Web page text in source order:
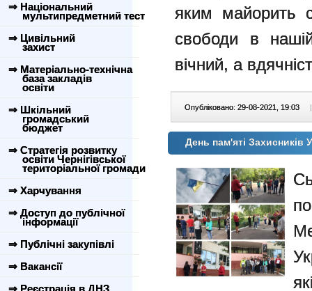
⇒ Національний
мультипредметний тест
⇒ Цивільний
захист
⇒ Матеріально-технічна
база закладів
освіти
⇒ Шкільний
громадський
бюджет
⇒ Стратегія розвитку
освіти Чернігівської
територіальної громади
⇒ Харчування
⇒ Доступ до публічної
інформації
⇒ Публічні закупівлі
⇒ Вакансії
⇒ Реєстрація в ДНЗ
яким майорить
свободи в
вічний, а
Опубліковано: 29-08-2021, 19:03 |
День пам'яті Захисників